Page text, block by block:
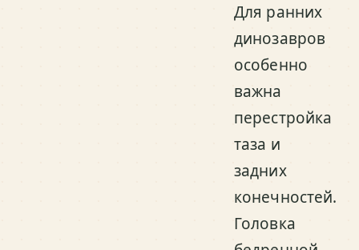
Для ранних
динозавров
особенно
важна
перестройка
таза и
задних
конечностей.
Головка